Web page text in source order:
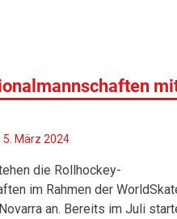
5. März 2024
die Rollhockey-
im Rahmen der
an. Bereits im Juli